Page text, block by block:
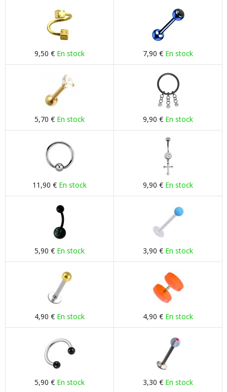
9,50 € En stock 7,90 € En stock
5,70 € En stock 9,90 € En stock
11,90 € En stock 9,90 € En stock
5,90 € En stock 3,90 € En stock
4,90 € En stock 4,90 € En stock
5,90 € En stock 3,30 € En stock